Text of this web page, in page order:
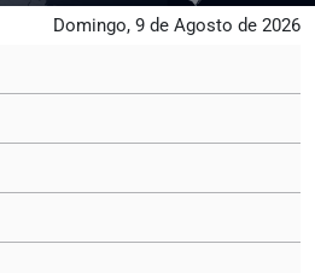
Domingo, 9 de Agosto de 2026